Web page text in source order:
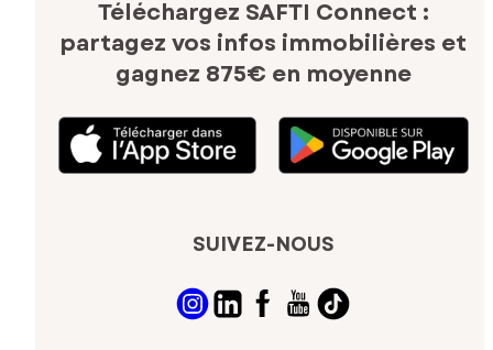
Téléchargez SAFTI Connect :
partagez vos infos immobilières et
gagnez 875€ en moyenne
SUIVEZ-NOUS